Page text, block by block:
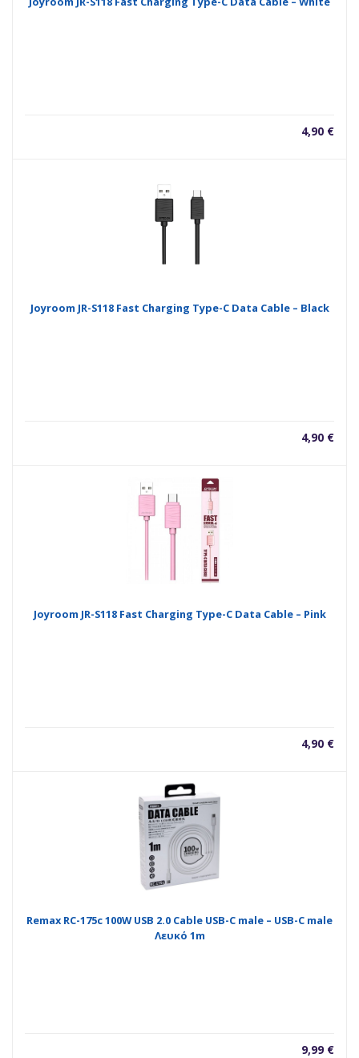
4,90 €
Joyroom JR-S118 Fast Charging Type-C Data Cable – Black
4,90 €
Joyroom JR-S118 Fast Charging Type-C Data Cable – Pink
4,90 €
Remax RC-175c 100W USB 2.0 Cable USB-C male – USB-C male
Λευκό 1m
9,99 €